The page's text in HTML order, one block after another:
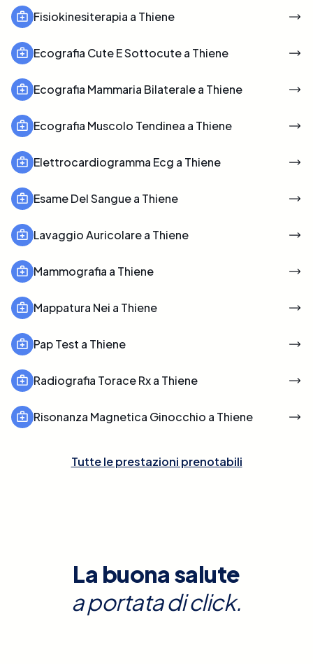
Fisiokinesiterapia a Thiene
Ecografia Cute E Sottocute a Thiene
Ecografia Mammaria Bilaterale a Thiene
Ecografia Muscolo Tendinea a Thiene
Elettrocardiogramma Ecg a Thiene
Esame Del Sangue a Thiene
Lavaggio Auricolare a Thiene
Mammografia a Thiene
Mappatura Nei a Thiene
Pap Test a Thiene
Radiografia Torace Rx a Thiene
Risonanza Magnetica Ginocchio a Thiene
Tutte le prestazioni prenotabili
La buona salute
a portata di click.